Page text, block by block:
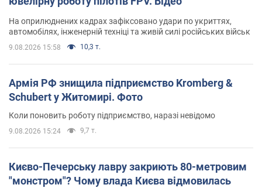
На оприлюднених кадрах зафіксовано удари по укриттях,
автомобілях, інженерній техніці та живій силі російських військ
9.08.2026 15:58 10,3 т.
Армія РФ знищила підприємство Kromberg &
Schubert у Житомирі. Фото
Коли поновить роботу підприємство, наразі невідомо
9.08.2026 15:24 9,7 т.
Києво-Печерську лавру закриють 80-метровим
"монстром"? Чому влада Києва відмовилась